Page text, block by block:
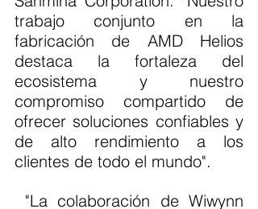
trabajo conjunto en la
fabricación de AMD Helios
destaca la fortaleza del
ecosistema y nuestro
compromiso compartido de
ofrecer soluciones confiables y
de alto rendimiento a los
clientes de todo el mundo".